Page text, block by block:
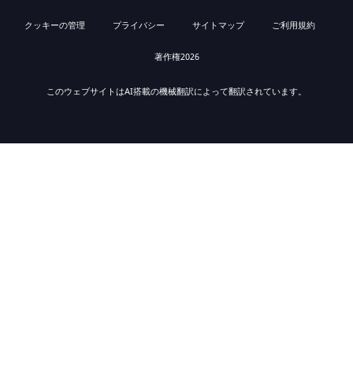
クッキーの管理 プライバシー サイトマップ ご利用規約
著作権2026
このウェブサイトはAI搭載の機械翻訳によって翻訳されています。